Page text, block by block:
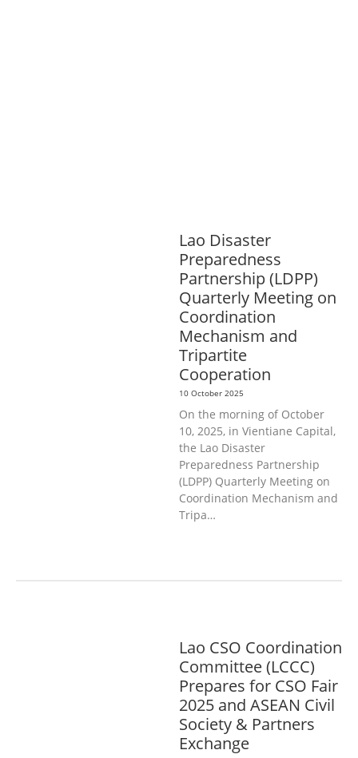
Lao Disaster
Preparedness
Partnership (LDPP)
Quarterly Meeting on
Coordination
Mechanism and
Tripartite
Cooperation
10 October 2025
On the morning of October
10, 2025, in Vientiane Capital,
the Lao Disaster
Preparedness Partnership
(LDPP) Quarterly Meeting on
Coordination Mechanism and
Tripa…
Lao CSO Coordination
Committee (LCCC)
Prepares for CSO Fair
2025 and ASEAN Civil
Society & Partners
Exchange